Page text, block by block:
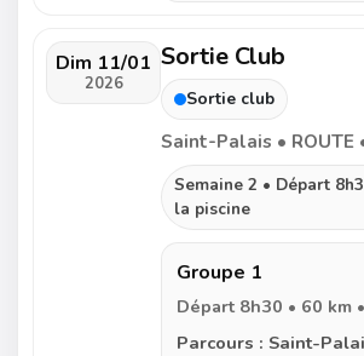
Palais
Dim 11/01
2026
Sortie Club
Sortie club
Saint-Palais • ROUTE
Semaine 2 • Départ
la piscine
Groupe 1
Départ 8h30 • 60 km
Parcours :